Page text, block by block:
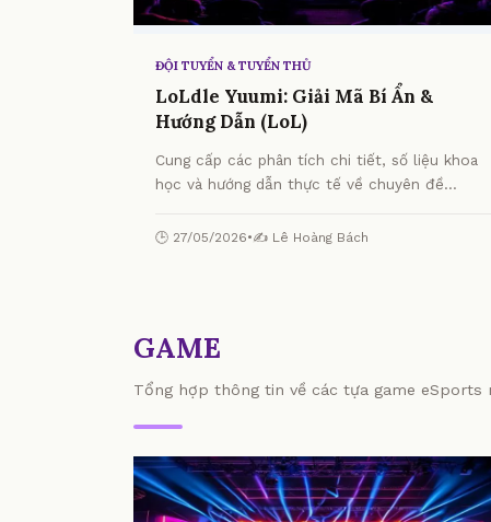
ĐỘI TUYỂN & TUYỂN THỦ
LoLdle Yuumi: Giải Mã Bí Ẩn &
Hướng Dẫn (LoL)
Cung cấp các phân tích chi tiết, số liệu khoa
học và hướng dẫn thực tế về chuyên đề
(LoL) từ chuyên gia.
🕒 27/05/2026•✍️ Lê Hoàng Bách
GAME
Tổng hợp thông tin về các tựa game eSports